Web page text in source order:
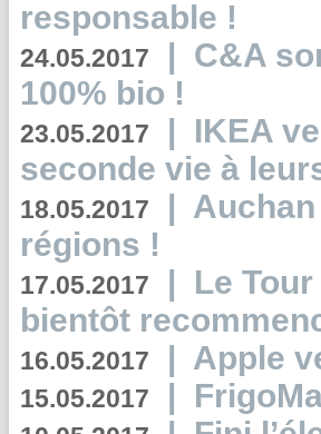
responsable !
24.05.2017 | C&A
100% bio !
23.05.2017 | IKEA
seconde vie à
18.05.2017 |
régions !
17.05.2017 | Le
bientôt
16.05.2017 | Apple
15.05.2017 |